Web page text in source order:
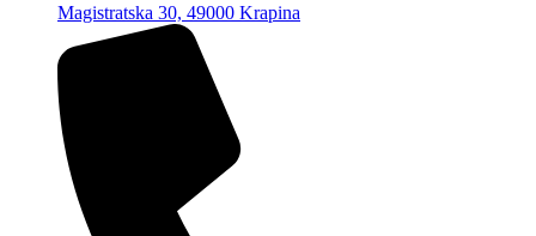
Magistratska 30, 49000 Krapina